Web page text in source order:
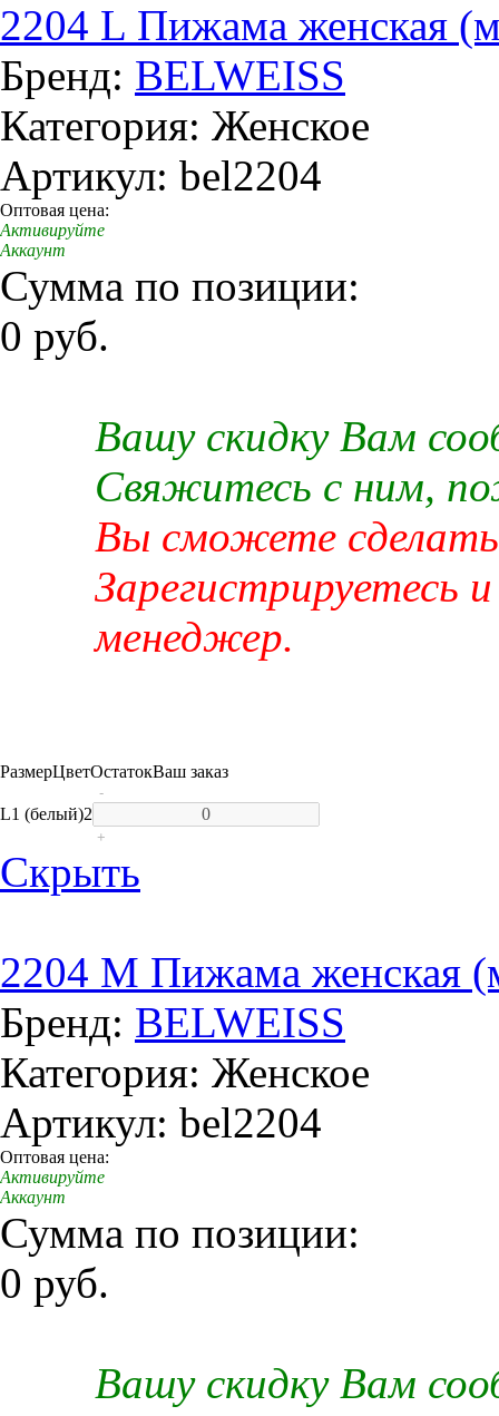
2204 L Пижама женская
Бренд: BELWEISS
Категория: Женское
Артикул: bel2204
Оптовая цена:
Активируйте
Аккаунт
Сумма по позиции:
0 руб.
Вашу скидку Вам
Свяжитесь с ним,
Вы сможете сделать
Зарегистрируетесь
менеджер.
РазмерЦветОстатокВаш заказ
L1 (белый)2
-
+
Скрыть
2204 M Пижама женская
Бренд: BELWEISS
Категория: Женское
Артикул: bel2204
Оптовая цена:
Активируйте
Аккаунт
Сумма по позиции:
0 руб.
Вашу скидку Вам